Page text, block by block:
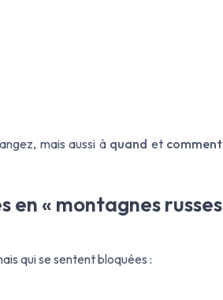
mais aussi à quand et comment
en « montagnes russes
qui se sentent bloquées :